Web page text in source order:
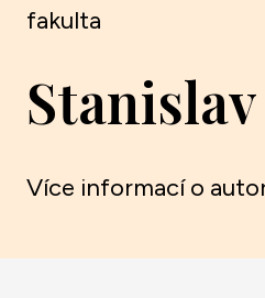
fakulta
Více informací o